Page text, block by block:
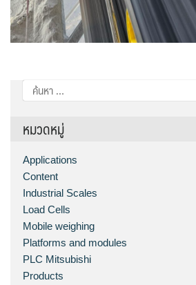
ค้นหา
สำหรับ:
หมวดหมู่
Applications
Content
Industrial Scales
Load Cells
Mobile weighing
Platforms and modules
PLC Mitsubishi
Products